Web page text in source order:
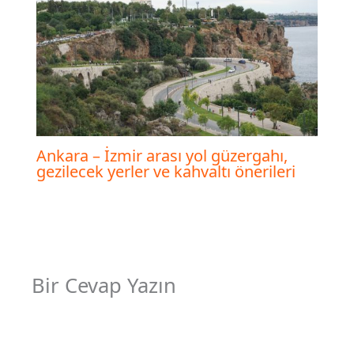
Ankara – İzmir arası yol güzergahı,
gezilecek yerler ve kahvaltı önerileri
Bir Cevap Yazın